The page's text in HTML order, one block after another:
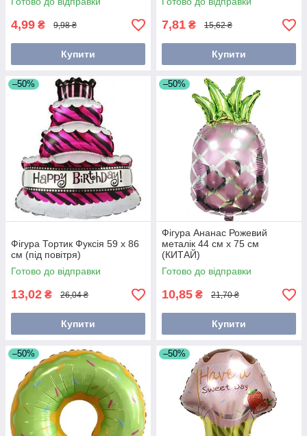
4,99 ₴ 9,98 ₴
Купити
7,81 ₴ 15,62 ₴
Купити
–50%
Фігура Тортик Фуксія 59 х 86
см (під повітря)
Готово до відправки
13,02 ₴ 26,04 ₴
Купити
–50%
Фігура Ананас Рожевий
металік 44 см х 75 см
(КИТАЙ)
Готово до відправки
10,85 ₴ 21,70 ₴
Купити
–50% –50%